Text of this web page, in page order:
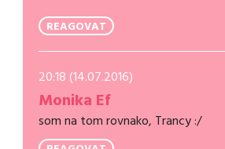
REAGOVAT
20:18 (14.07.2016)
Monika Ef
som na tom rovnako, Trancy :/